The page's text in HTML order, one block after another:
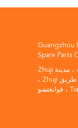
Guangzhou
Spare Parts
316-320 ، الشارع الثالث ، مدينة Zhuji
(الدولية) للمعدات ، رقم 36 ، طريق Zhuji ،